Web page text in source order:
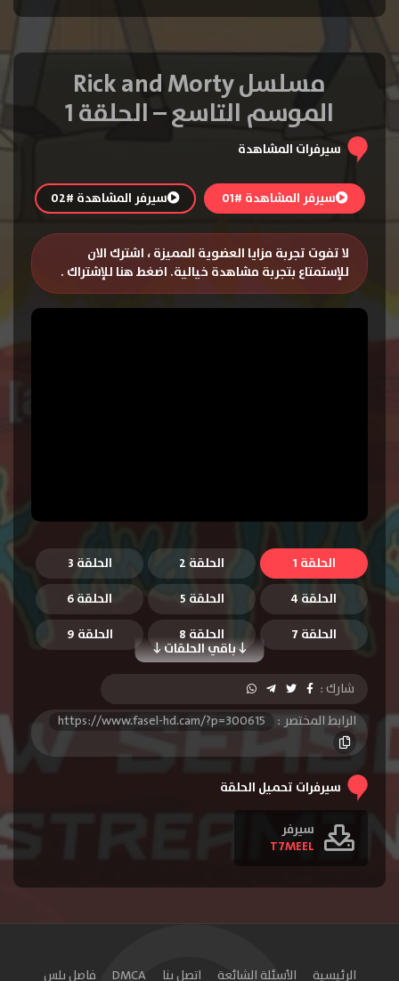
مسلسل Rick and Morty
الموسم التاسع – الحلقة 1
سيرفرات المشاهدة
سيرفر المشاهدة #01 سيرفر المشاهدة #02
لا تفوت تجربة مزايا العضوية المميزة ، اشترك الان
للإستمتاع بتجربة مشاهدة خيالية. اضغط هنا للإشتراك .
الحلقة 1 الحلقة 2
الحلقة 3
الحلقة 4
الحلقة 5 الحلقة 6
باقي الحلقات
الحلقة 7 الحلقة 8
الحلقة 9
شارك :
الرابط المختصر :
https://www.fasel-hd.cam/?p=300615
سيرفرات تحميل الحلقة
سيرفر
T7MEEL
الرئيسية الأسئلة الشائعة اتصل بنا DMCA فاصل بلس